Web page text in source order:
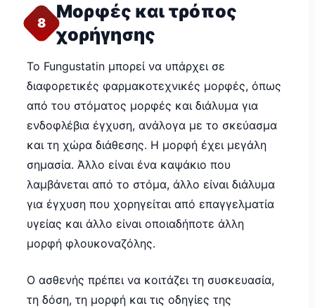
8
Μορφές και τρόπος
χορήγησης
Το Fungustatin μπορεί να υπάρχει σε
διαφορετικές φαρμακοτεχνικές μορφές, όπως
από του στόματος μορφές και διάλυμα για
ενδοφλέβια έγχυση, ανάλογα με το σκεύασμα
και τη χώρα διάθεσης. Η μορφή έχει μεγάλη
σημασία. Άλλο είναι ένα καψάκιο που
λαμβάνεται από το στόμα, άλλο είναι διάλυμα
για έγχυση που χορηγείται από επαγγελματία
υγείας και άλλο είναι οποιαδήποτε άλλη
μορφή φλουκοναζόλης.
Ο ασθενής πρέπει να κοιτάζει τη συσκευασία,
τη δόση, τη μορφή και τις οδηγίες της